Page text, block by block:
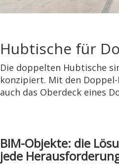
Hubtische für
Die doppelten Hubtische
konzipiert. Mit den
auch das Oberdeck eines
BIM-Objekte: die
jede